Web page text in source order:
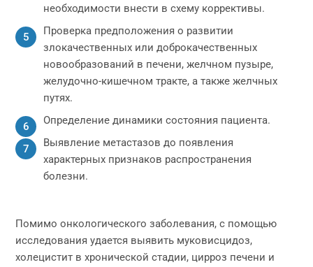
необходимости внести в схему коррективы.
Проверка предположения о развитии
злокачественных или доброкачественных
новообразований в печени, желчном пузыре,
желудочно-кишечном тракте, а также желчных
путях.
Определение динамики состояния пациента.
Выявление метастазов до появления
характерных признаков распространения
болезни.
Помимо онкологического заболевания, с помощью
исследования удается выявить муковисцидоз,
холецистит в хронической стадии, цирроз печени и